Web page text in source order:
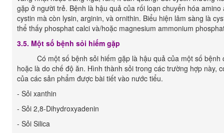
gặp ở người trẻ. Bệnh là hậu quả của rối loạn chuyển hóa
cystin mà còn lysin, arginin, và ornithin. Biểu hiện lâm sàng là
thể thấy phosphat calci và/hoặc magnesium ammonium
3.5. Một số bệnh sỏi hiếm gặp
Có một số bệnh sỏi hiếm gặp là hậu quả của một số bệnh
hoặc là do chế độ ăn. Hình thành sỏi trong các trường hợp này,
của các sản phẩm được bài tiết vào nước tiểu.
- Sỏi xanthin
- Sỏi 2,8-Dihydroxyadenin
- Sỏi Silica